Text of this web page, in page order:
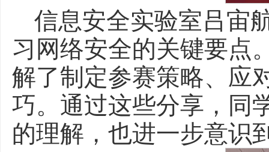
信息安全实验室吕宙
习网络安全的关键要点
解了制定参赛策略、应
巧。通过这些分享，同
的理解，也进一步意识